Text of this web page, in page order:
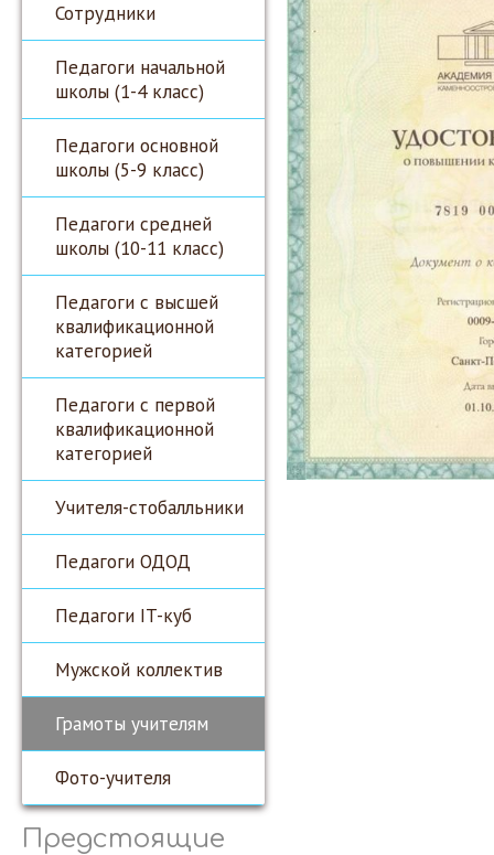
Сотрудники
Педагоги начальной
школы (1-4 класс)
Педагоги основной
школы (5-9 класс)
Педагоги средней
школы (10-11 класс)
Педагоги с высшей
квалификационной
категорией
Педагоги с первой
квалификационной
категорией
Учителя-стобалльники
Педагоги ОДОД
Педагоги IT-куб
Мужской коллектив
Грамоты учителям
Фото-учителя
Предстоящие